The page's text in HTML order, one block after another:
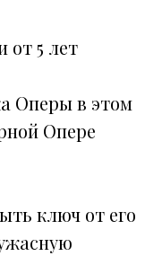
от 5 лет
Оперы в этом
Опере
ключ от его